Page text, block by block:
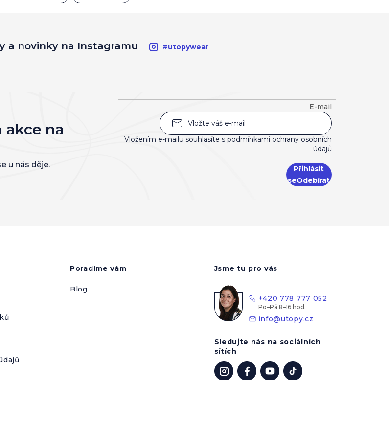
a novinky na Instagramu #utopywear
E-mail
Vložením e-mailu souhlasíte s podmínkami ochrany osobních
údajů
Přihlásit
se
akce na
u nás děje.
Poradíme vám
Blog
Jsme tu pro vás
+420 778 777 052
info@utopy.cz
Sledujte nás na sociálních
sítích